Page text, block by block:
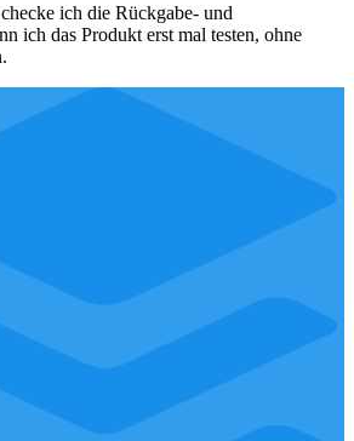
ich die Rückgabe- und
ich das Produkt erst mal testen, ohne